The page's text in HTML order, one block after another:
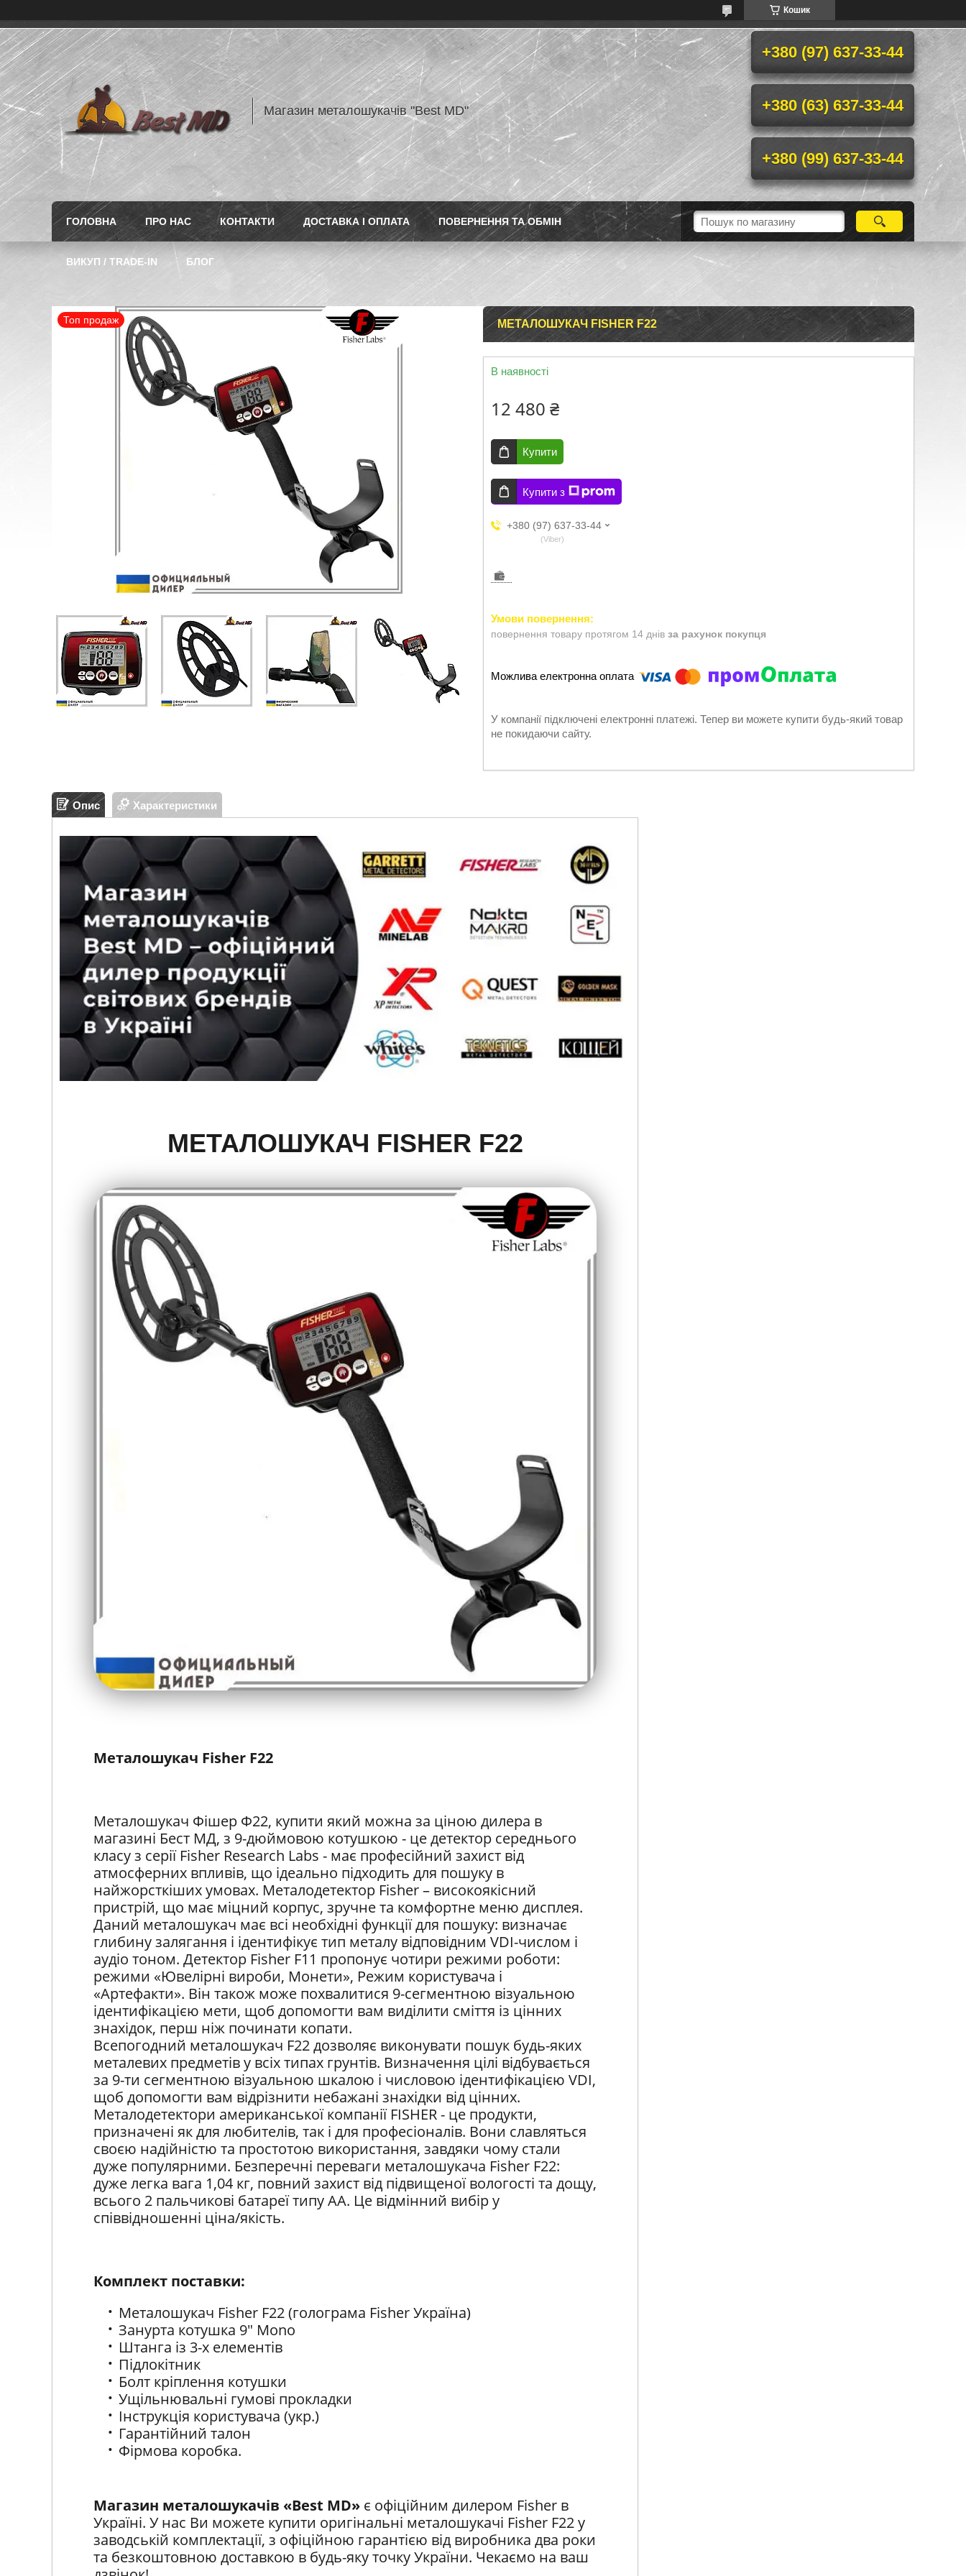
Кошик
Магазин металошукачів "Best MD"
+380 (97) 637-33-44
+380 (63) 637-33-44
+380 (99) 637-33-44
ГОЛОВНА ПРО НАС КОНТАКТИ ДОСТАВКА І ОПЛАТА ПОВЕРНЕННЯ ТА ОБМІН
ВИКУП / TRADE-IN БЛОГ
Топ продаж МЕТАЛОШУКАЧ FISHER F22
В наявності
12 480 ₴
Купити
Купити з
+380 (97) 637-33-44
Viber
повернення товару протягом 14 днів за рахунок покупця
У компанії підключені електронні платежі. Тепер ви можете купити будь-який товар
не покидаючи сайту.
Опис Характеристики
МЕТАЛОШУКАЧ FISHER F22
Металошукач Fisher F22
Металошукач Фішер Ф22, купити який можна за ціною дилера в
магазині Бест МД, з 9-дюймовою котушкою - це детектор середнього
класу з серії Fisher Research Labs - має професійний захист від
атмосферних впливів, що ідеально підходить для пошуку в
найжорсткіших умовах. Металодетектор Fisher – високоякісний
пристрій, що має міцний корпус, зручне та комфортне меню дисплея.
Даний металошукач має всі необхідні функції для пошуку: визначає
глибину залягання і ідентифікує тип металу відповідним VDI-числом і
аудіо тоном. Детектор Fisher F11 пропонує чотири режими роботи:
режими «Ювелірні вироби, Монети», Режим користувача і
«Артефакти». Він також може похвалитися 9-сегментною візуальною
ідентифікацією мети, щоб допомогти вам виділити сміття із цінних
знахідок, перш ніж починати копати.
Всепогодний металошукач F22 дозволяє виконувати пошук будь-яких
металевих предметів у всіх типах грунтів. Визначення цілі відбувається
за 9-ти сегментною візуальною шкалою і числовою ідентифікацією VDI,
щоб допомогти вам відрізнити небажані знахідки від цінних.
Металодетектори американської компанії FISHER - це продукти,
призначені як для любителів, так і для професіоналів. Вони славляться
своєю надійністю та простотою використання, завдяки чому стали
дуже популярними. Безперечні переваги металошукача Fisher F22:
дуже легка вага 1,04 кг, повний захист від підвищеної вологості та дощу,
всього 2 пальчикові батареї типу АА. Це відмінний вибір у
співвідношенні ціна/якість.
Комплект поставки:
Металошукач Fisher F22 (голограма Fisher Україна)
Занурта котушка 9" Mono
Штанга із 3-х елементів
Підлокітник
Болт кріплення котушки
Ущільнювальні гумові прокладки
Інструкція користувача (укр.)
Гарантійний талон
Фірмова коробка.
Магазин металошукачів «Best MD» є офіційним дилером Fisher в
Україні. У нас Ви можете купити оригінальні металошукачі Fisher F22 у
заводській комплектації, з офіційною гарантією від виробника два роки
та безкоштовною доставкою в будь-яку точку України. Чекаємо на ваш